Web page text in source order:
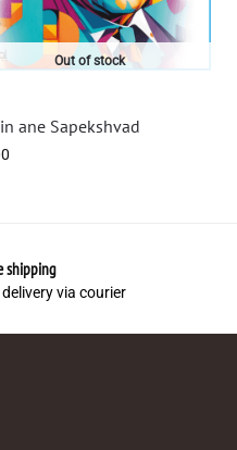
Out of stock
ane Sapekshvad
shipping
via courier